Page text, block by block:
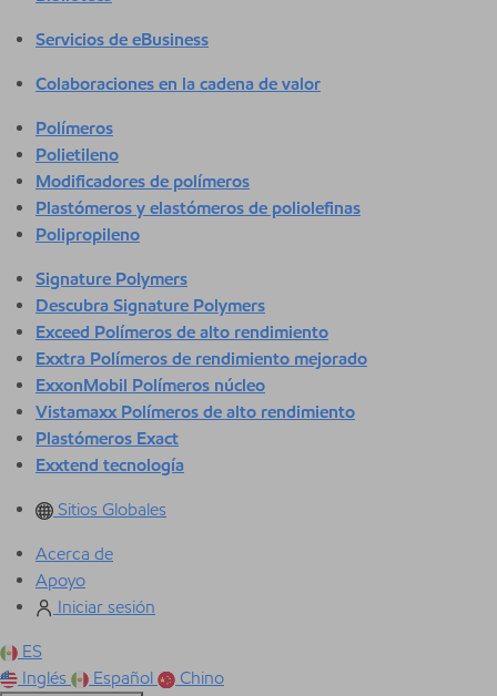
Servicios de eBusiness
Colaboraciones en la cadena de valor
Polímeros
Polietileno
Modificadores de polímeros
Plastómeros y elastómeros de poliolefinas
Polipropileno
Signature Polymers
Descubra Signature Polymers
Exceed Polímeros de alto rendimiento
Exxtra Polímeros de rendimiento mejorado
ExxonMobil Polímeros núcleo
Vistamaxx Polímeros de alto rendimiento
Plastómeros Exact
Exxtend tecnología
Sitios Globales
Acerca de
Apoyo
Iniciar sesión
ES
Inglés
Español
Chino